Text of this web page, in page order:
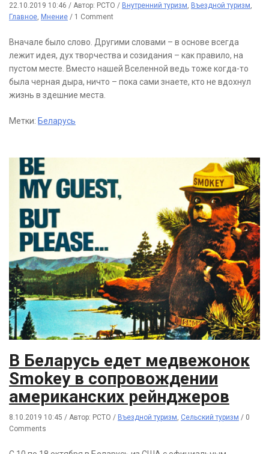
22.10.2019 10:46 / Автор: РСТО / Внутренний туризм, Въездной туризм,
Главное, Мнение / 1 Comment
Вначале было слово. Другими словами – в основе всегда
лежит идея, дух творчества и созидания – как правило, на
пустом месте. Вместо нашей Вселенной ведь тоже когда-то
была черная дыра, ничто – пока сами знаете, кто не вдохнул
жизнь в здешние места.
Метки: Беларусь
В Беларусь едет медвежонок
Smokey в сопровождении
американских рейнджеров
8.10.2019 10:45 / Автор: РСТО / Въездной туризм, Сельский туризм / 0
Comments